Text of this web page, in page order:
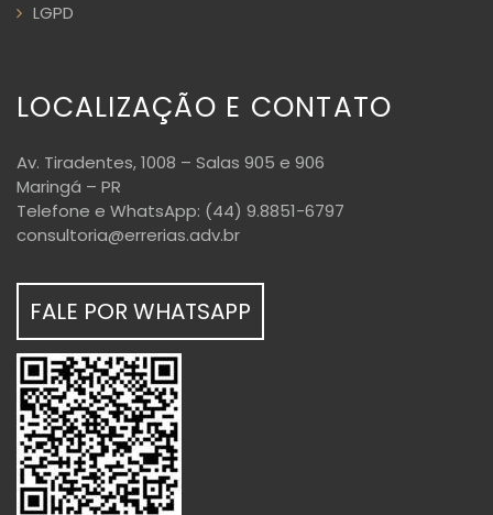
LGPD
LOCALIZAÇÃO E CONTATO
Av. Tiradentes, 1008 – Salas 905 e 906
Maringá – PR
Telefone e WhatsApp: (44) 9.8851-6797
consultoria@errerias.adv.br
FALE POR WHATSAPP